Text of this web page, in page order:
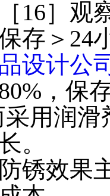
16］观
存＞24
设计公
，保
采用润
。
锈效果